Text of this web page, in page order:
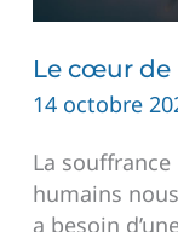
Le cœur de
14 octobre
La
humains
a besoin